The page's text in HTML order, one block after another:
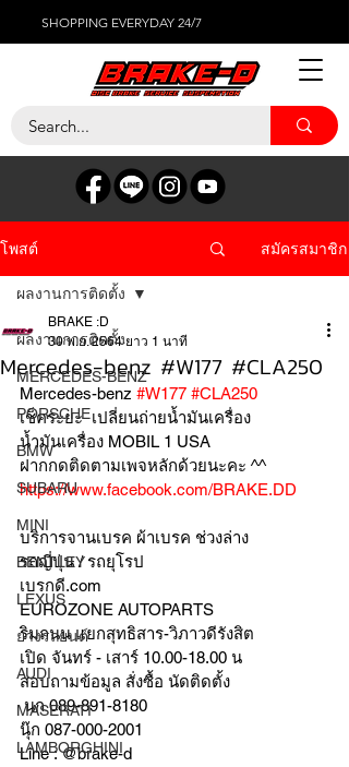
SHOPPING EVERYDAY 24/7
โพสต์ สมัครสมาชิก
ผลงานการติดตั้ง
MERCEDES-BENZ
PORSCHE
BMW
SUBARU
MINI
BENTLEY
LEXUS
ยางรถยนต์
AUDI
MASERATI
LAMBORGHINI
ผลงานการติดตั้ง
Mercedes-benz #W177 #CLA250
BRAKE :D
30 พ.ย. 2564 ยาว 1 นาที
Mercedes-benz #W177 #CLA250
เช็คระยะ  เปลี่ยนถ่ายน้ำมันเครื่อง
น้ำมันเครื่อง MOBIL 1 USA
ฝากกดติดตามเพจหลักด้วยนะคะ ^^
https://www.facebook.com/BRAKE.DD
บริการจานเบรค ผ้าเบรค ช่วงล่าง
รถญี่ปุ่น / รถยุโรป
เบรกดี.com
EUROZONE AUTOPARTS
ริมถนน แยกสุทธิสาร-วิภาวดีรังสิต
เปิด จันทร์ - เสาร์ 10.00-18.00 น
สอบถามข้อมูล สั่งซื้อ นัดติดตั้ง
นก 089-891-8180
นุ๊ก 087-000-2001
Line : @brake-d